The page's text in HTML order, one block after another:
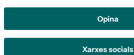
Opina
Xarxes socials